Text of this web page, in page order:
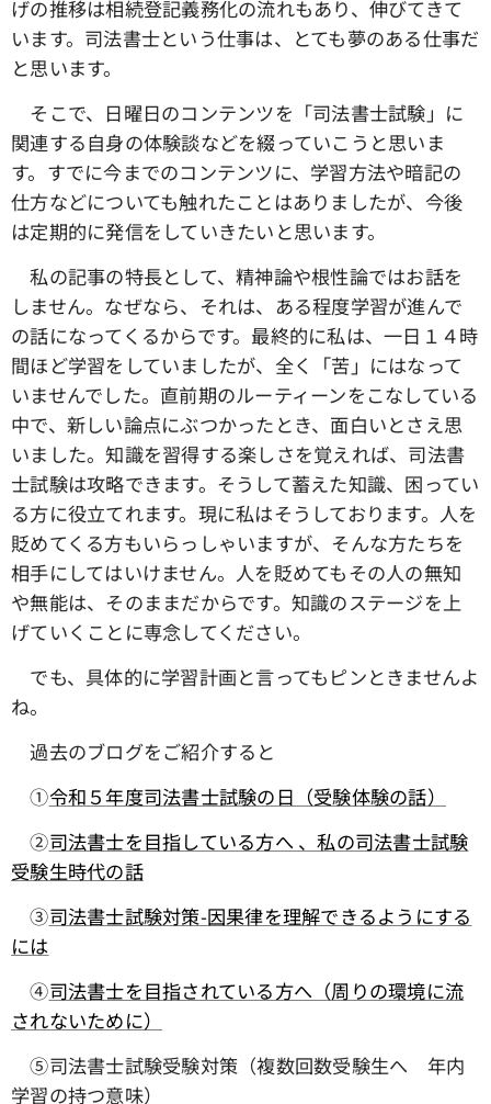
げの推移は相続登記義務化の流れもあり、伸びてきて
います。司法書士という仕事は、とても夢のある仕事だ
と思います。
そこで、日曜日のコンテンツを「司法書士試験」に
関連する自身の体験談などを綴っていこうと思いま
す。すでに今までのコンテンツに、学習方法や暗記の
仕方などについても触れたことはありましたが、今後
は定期的に発信をしていきたいと思います。
私の記事の特長として、精神論や根性論ではお話を
しません。なぜなら、それは、ある程度学習が進んで
の話になってくるからです。最終的に私は、一日１４時
間ほど学習をしていましたが、全く「苦」にはなって
いませんでした。直前期のルーティーンをこなしている
中で、新しい論点にぶつかったとき、面白いとさえ思
いました。知識を習得する楽しさを覚えれば、司法書
士試験は攻略できます。そうして蓄えた知識、困ってい
る方に役立てれます。現に私はそうしております。人を
貶めてくる方もいらっしゃいますが、そんな方たちを
相手にしてはいけません。人を貶めてもその人の無知
や無能は、そのままだからです。知識のステージを上
げていくことに専念してください。
でも、具体的に学習計画と言ってもピンときませんよ
ね。
過去のブログをご紹介すると
①令和５年度司法書士試験の日（受験体験の話）
➁司法書士を目指している方へ 、私の司法書士試験
受験生時代の話
③司法書士試験対策-因果律を理解できるようにする
には
④司法書士を目指されている方へ（周りの環境に流
されないために）
➄司法書士試験受験対策（複数回数受験生へ 年内
学習の持つ意味）